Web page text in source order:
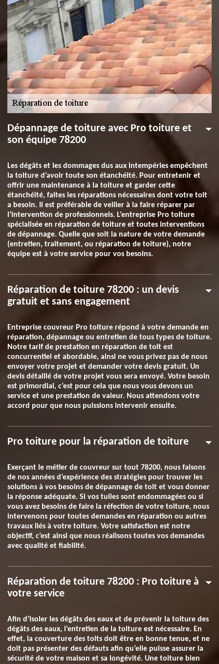
Dépannage de toiture avec Pro toiture et
son équipe 78200
Les dégâts et les dommages dus aux intempéries empêchent
la toiture d’avoir toute son étanchéité. Pour entretenir et
offrir une maintenance à la toiture et garder cette
étanchéité, faites les réparations nécessaires dont votre toit
a besoin. Il est préférable de veiller à la faire réparer par
l’intervention de professionnels. L’entreprise Pro toiture
spécialisée en réparation de toiture et toutes interventions
de dépannage. Quelle que soit la nature de votre demande
(entretien, traitement, ou réparation de toiture), notre
équipe est à votre service pour vos besoins.
Réparation de toiture 78200 : un devis
gratuit et sans engagement
Entreprise couvreur Pro toiture répond à votre demande en
réparation, dépannage ou entretien de tous types de toiture.
Notre tarif de prestation en réparation de toit est
concurrentiel et abordable, ainsi ne vous privez pas de nous
envoyer votre projet et demander votre devis gratuit. Un
devis détaillé de votre projet vous sera envoyé. Votre besoin
est primordial, c’est pour cela que nous vous devons un
service et une prestation de valeur. Nous attendons votre
accord pour que nous puissions intervenir ensuite.
Pro toiture pour la réparation de toiture
Exerçant le métier de couvreur sur tout 78200, nous faisons
de nos années d’expérience des stratégies pour trouver les
solutions à vos besoins de dépannage de toit et vous donner
la réponse adéquate. Si vos tuiles sont endommagées ou si
vous avez besoins de faire la réfection de votre toiture, nous
intervenons pour toutes demandes en réparation ou autres
travaux liés à votre toiture. Votre satisfaction est notre
objectif, c’est ainsi que nous réalisons toutes vos demandes
avec qualité et fiabilité.
Réparation de toiture 78200 : Pro toiture à
votre service
Afin d’isoler les dégâts des eaux et de prévenir la toiture des
dégâts des eaux, l’entretien de la toiture est nécessaire. En
effet, la couverture des toits doit être en bonne tenue, et ne
doit pas présenter des défauts afin qu’elle puisse assurer la
sécurité de votre maison et sa longévité. Une toiture bien